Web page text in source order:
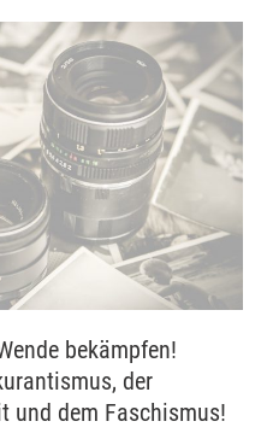
bekämpfen!
der
und dem Faschismus!